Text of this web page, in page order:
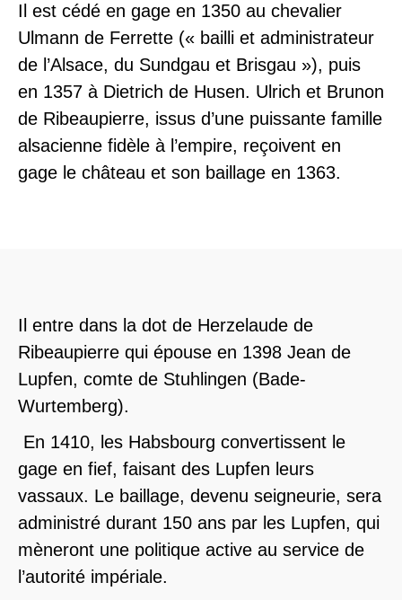
Il est cédé en gage en 1350 au chevalier
Ulmann de Ferrette (« bailli et administrateur
de l’Alsace, du Sundgau et Brisgau »), puis
en 1357 à Dietrich de Husen. Ulrich et Brunon
de Ribeaupierre, issus d’une puissante famille
alsacienne fidèle à l’empire, reçoivent en
gage le château et son baillage en 1363.
Il entre dans la dot de Herzelaude de
Ribeaupierre qui épouse en 1398 Jean de
Lupfen, comte de Stuhlingen (Bade-
Wurtemberg).
En 1410, les Habsbourg convertissent le
gage en fief, faisant des Lupfen leurs
vassaux. Le baillage, devenu seigneurie, sera
administré durant 150 ans par les Lupfen, qui
mèneront une politique active au service de
l’autorité impériale.